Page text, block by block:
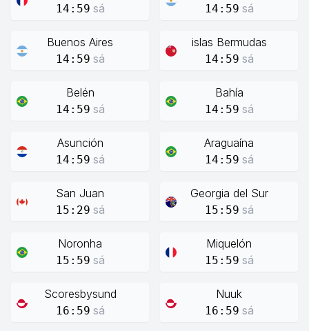
14:59 sá 14:59 sá
Buenos Aires
14:59 sá
islas Bermudas
14:59 sá
Belén
14:59 sá
Bahía
14:59 sá
Asunción
14:59 sá
Araguaína
14:59 sá
San Juan
15:29 sá
Georgia del Sur
15:59 sá
Noronha
15:59 sá
Miquelón
15:59 sá
Scoresbysund
16:59 sá
Nuuk
16:59 sá